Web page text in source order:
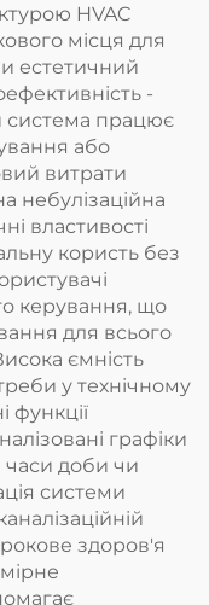
HVAC
місця для
естетичний
-
система працює
або
витрати
небулізаційна
властивості
користь без
керування, що
для всього
ємність
у технічному
функції
графіки
часи доби чи
системи
здоров'я